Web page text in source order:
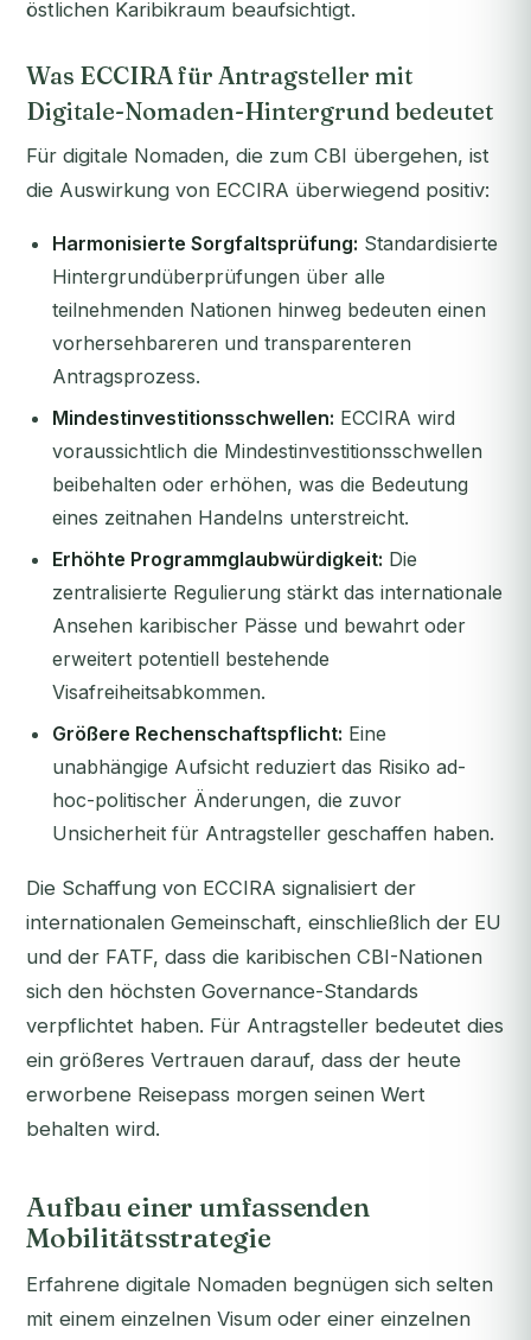
östlichen Karibikraum beaufsichtigt.
Was ECCIRA für Antragsteller mit
Digitale-Nomaden-Hintergrund bedeutet
Für digitale Nomaden, die zum CBI übergehen, ist
die Auswirkung von ECCIRA überwiegend positiv:
Harmonisierte Sorgfaltsprüfung: Standardisierte
Hintergrundüberprüfungen über alle
teilnehmenden Nationen hinweg bedeuten einen
vorhersehbareren und transparenteren
Antragsprozess.
Mindestinvestitionsschwellen: ECCIRA wird
voraussichtlich die Mindestinvestitionsschwellen
beibehalten oder erhöhen, was die Bedeutung
eines zeitnahen Handelns unterstreicht.
Erhöhte Programmglaubwürdigkeit: Die
zentralisierte Regulierung stärkt das internationale
Ansehen karibischer Pässe und bewahrt oder
erweitert potentiell bestehende
Visafreiheitsabkommen.
Größere Rechenschaftspflicht: Eine
unabhängige Aufsicht reduziert das Risiko ad-
hoc-politischer Änderungen, die zuvor
Unsicherheit für Antragsteller geschaffen haben.
Die Schaffung von ECCIRA signalisiert der
internationalen Gemeinschaft, einschließlich der EU
und der FATF, dass die karibischen CBI-Nationen
sich den höchsten Governance-Standards
verpflichtet haben. Für Antragsteller bedeutet dies
ein größeres Vertrauen darauf, dass der heute
erworbene Reisepass morgen seinen Wert
behalten wird.
Aufbau einer umfassenden
Mobilitätsstrategie
Erfahrene digitale Nomaden begnügen sich selten
mit einem einzelnen Visum oder einer einzelnen